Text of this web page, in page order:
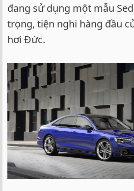
đang sử dụng một mẫu
trọng, tiện nghi hàng đầu
hơi Đức.